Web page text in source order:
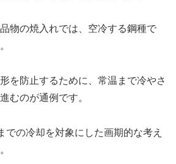
物の焼入れでは、空冷する鋼種で
を防止するために、常温まで冷やさ
むのが通例です。
の冷却を対象にした画期的な考え